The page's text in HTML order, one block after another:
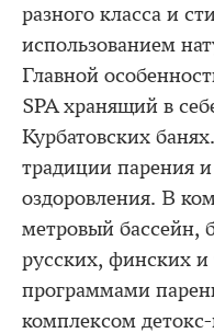
разного класса и
использованием
Главной
SPA хранящий в
Курбатовских
традиции парения
оздоровления. В
метровый бассейн,
русских, финских и
программами
комплексом